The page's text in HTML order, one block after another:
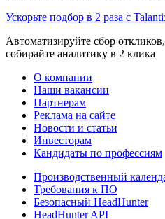
Ускорьте подбор в 2 раза с
Автоматизируйте сбор
собирайте аналитику в 2 клика
О компании
Наши вакансии
Партнерам
Реклама на сайте
Новости и статьи
Инвесторам
Кандидаты по профессиям
Производственный
Требования к ПО
Безопасный HeadHunter
HeadHunter API